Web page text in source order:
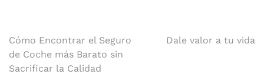
Navegación
de
Cómo Encontrar el Seguro
de Coche más Barato sin
Sacrificar la Calidad
Dale valor a tu vida